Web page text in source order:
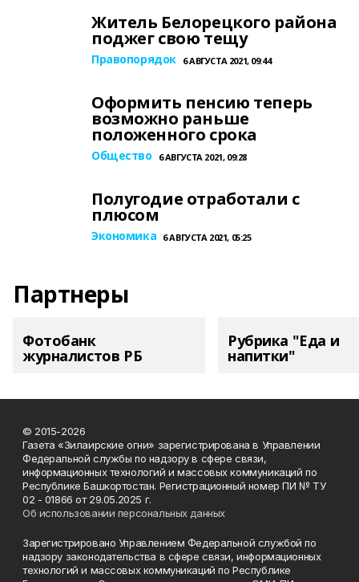
Житель Белорецкого района
поджег свою тещу
Правопорядок 6 АВГУСТА 2021, 09:44
Оформить пенсию теперь
возможно раньше
положенного срока
Общество 6 АВГУСТА 2021, 09:28
Полугодие отработали с
плюсом
Экономика 6 АВГУСТА 2021, 05:25
Партнеры
Фотобанк
журналистов РБ
Рубрика "Еда и
напитки"
© 2015-2026
Газета «Зилаирские огни» зарегистрирована в Управлении
Федеральной службы по надзору в сфере связи,
информационных технологий и массовых коммуникаций по
Республике Башкортостан. Регистрационный номер ПИ № ТУ
02 - 01866 от 29.05.2025 г.
Об использовании персональных данных
Зарегистрировано Управлением Федеральной службой по
надзору законодательства в сфере связи, информационных
технологий и массовых коммуникаций по Республике